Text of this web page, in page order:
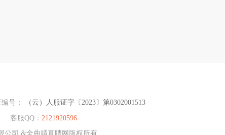
号： （云）人服证字〔2023〕第0302001513
客服QQ： 2121920596
公司 &全曲靖直聘网版权所有